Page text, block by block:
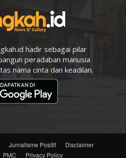
hadir sebagai pilar
peradaban manusia
nama cinta dan keadilan.
Jurnalisme Positif
Disclaimer
PMC Privacy Policy